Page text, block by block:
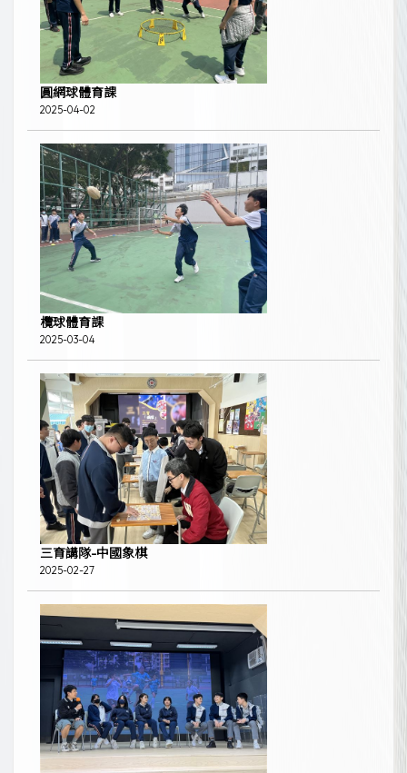
圓網球體育課
2025-04-02
欖球體育課
2025-03-04
三育講隊-中國象棋
2025-02-27